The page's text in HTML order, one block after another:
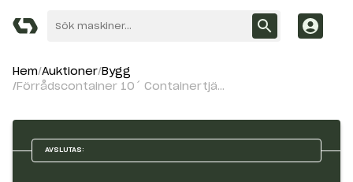
Hem Auktioner Bygg
Förrådscontainer 10´ Containertjänst
AVSLUTAS: